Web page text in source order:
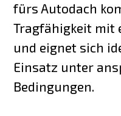
fürs Autodach
Tragfähigkeit mit
und eignet sich
Einsatz unter
Bedingungen.